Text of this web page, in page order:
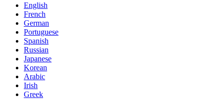
English
French
German
Portuguese
Spanish
Russian
Japanese
Korean
Arabic
Irish
Greek